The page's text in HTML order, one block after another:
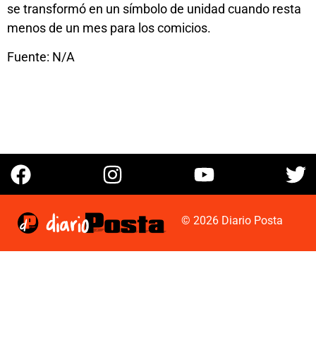
se transformó en un símbolo de unidad cuando resta
menos de un mes para los comicios.
Fuente: N/A
© 2026 Diario Posta